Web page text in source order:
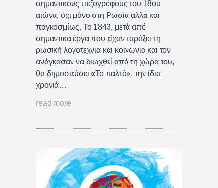
σημαντικούς πεζογράφους του 18ου
αιώνα, όχι μόνο στη Ρωσία αλλά και
παγκοσμίως. Το 1843, μετά από
σημαντικά έργα που είχαν ταράξει τη
ρωσική λογοτεχνία και κοινωνία και τον
ανάγκασαν να διωχθεί από τη χώρα του,
θα δημοσιεύσει «Το παλτό», την ίδια
χρονιά…
read more